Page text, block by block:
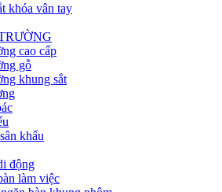
khóa vân tay
cao cấp
gỗ
khung sắt
khấu
động
làm việc